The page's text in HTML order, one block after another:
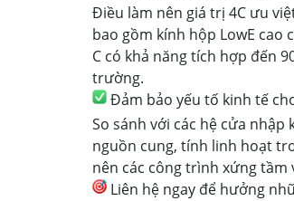
Điều làm nên giá trị 4C ưu
bao gồm kính hộp LowE
C có khả năng tích hợp đến
trường.
Đảm bảo yếu tố kinh tế
So sánh với các hệ cửa
nguồn cung, tính linh hoạt
nên các công trình xứng tầm
Liên hệ ngay để hưởng